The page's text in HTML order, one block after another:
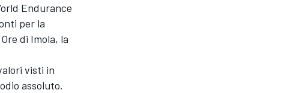
Endurance
per la
di Imola, la
visti in
assoluto.